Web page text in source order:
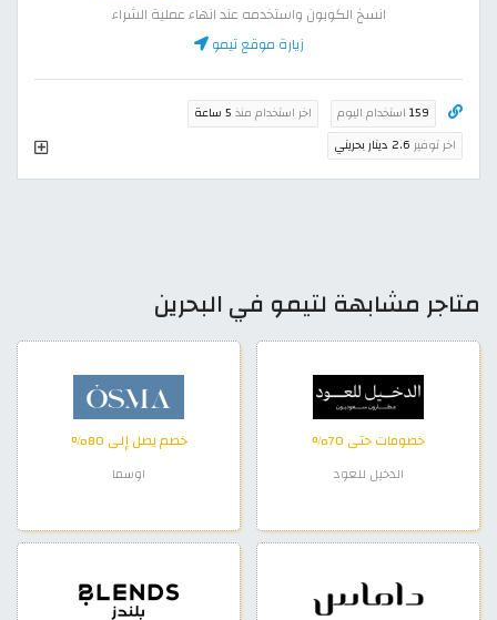
انسخ الكوبون واستخدمه عند انهاء عملية الشراء
زيارة موقع تيمو
159 استخدام اليوم اخر استخدام منذ 5 ساعة
اخر توفير 2.6 دينار بحريني
متاجر مشابهة لتيمو في البحرين
خصومات حتى 70%
الدخيل للعود
خصم يصل إلى 80%
اوسما